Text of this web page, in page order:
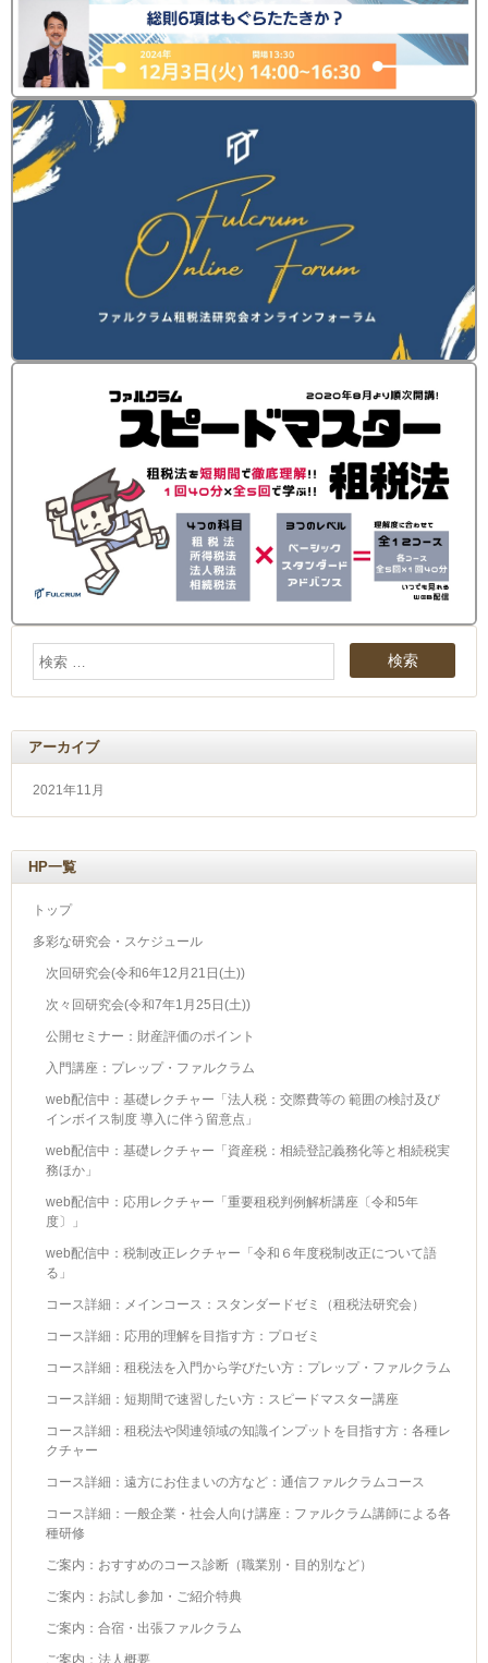
アーカイブ
2021年11月
HP一覧
トップ
多彩な研究会・スケジュール
次回研究会(令和6年12月21日(土))
次々回研究会(令和7年1月25日(土))
公開セミナー：財産評価のポイント
入門講座：プレップ・ファルクラム
web配信中：基礎レクチャー「法人税：交際費等の 範囲の検討及び
インボイス制度 導入に伴う留意点」
web配信中：基礎レクチャー「資産税：相続登記義務化等と相続税実
務ほか」
web配信中：応用レクチャー「重要租税判例解析講座〔令和5年
度〕」
web配信中：税制改正レクチャー「令和６年度税制改正について語
る」
コース詳細：メインコース：スタンダードゼミ（租税法研究会）
コース詳細：応用的理解を目指す方：プロゼミ
コース詳細：租税法を入門から学びたい方：プレップ・ファルクラム
コース詳細：短期間で速習したい方：スピードマスター講座
コース詳細：租税法や関連領域の知識インプットを目指す方：各種レ
クチャー
コース詳細：遠方にお住まいの方など：通信ファルクラムコース
コース詳細：一般企業・社会人向け講座：ファルクラム講師による各
種研修
ご案内：おすすめのコース診断（職業別・目的別など）
ご案内：お試し参加・ご紹介特典
ご案内：合宿・出張ファルクラム
ご案内：法人概要